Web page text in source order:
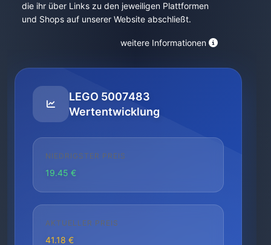
die ihr über Links zu den jeweiligen Plattformen
und Shops auf unserer Website abschließt.
weitere Informationen
LEGO 5007483
Wertentwicklung
NIEDRIGSTER PREIS
19.45 €
AKTUELLER PREIS
41.18 €